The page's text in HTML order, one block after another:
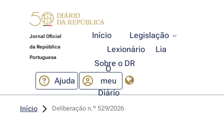
Jornal Oficial
da República
Portuguesa
Início
Legislação
Lexionário
Lia
Sobre o DR
Ajuda
O
meu
Diário
Início Deliberação n.º 529/2026